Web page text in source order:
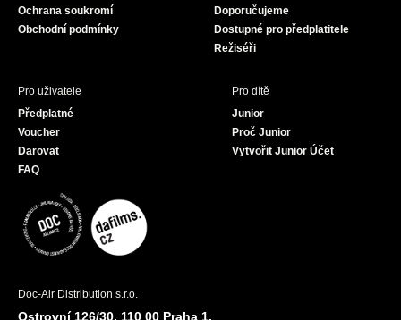
Ochrana soukromí
Obchodní podmínky
Doporučujeme
Dostupné pro předplatitele
Režiséři
Pro uživatele
Předplatné
Voucher
Darovat
FAQ
Pro dítě
Junior
Proč Junior
Vytvořit Junior Účet
Doc-Air Distribution s.r.o.
Ostrovní 126/30, 110 00 Praha 1,